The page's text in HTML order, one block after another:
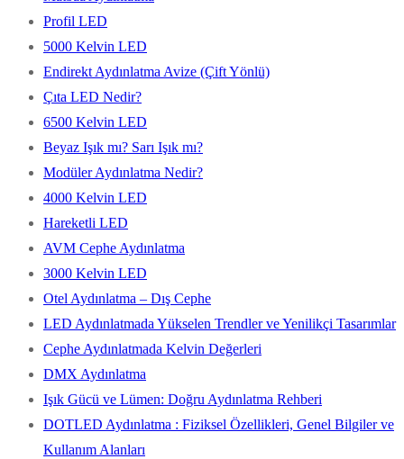
Profil LED
5000 Kelvin LED
Endirekt Aydınlatma Avize (Çift Yönlü)
Çıta LED Nedir?
6500 Kelvin LED
Beyaz Işık mı? Sarı Işık mı?
Modüler Aydınlatma Nedir?
4000 Kelvin LED
Hareketli LED
AVM Cephe Aydınlatma
3000 Kelvin LED
Otel Aydınlatma – Dış Cephe
LED Aydınlatmada Yükselen Trendler ve Yenilikçi Tasarımlar
Cephe Aydınlatmada Kelvin Değerleri
DMX Aydınlatma
Işık Gücü ve Lümen: Doğru Aydınlatma Rehberi
DOTLED Aydınlatma : Fiziksel Özellikleri, Genel Bilgiler ve
Kullanım Alanları